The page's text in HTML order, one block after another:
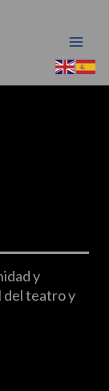
y
del teatro y